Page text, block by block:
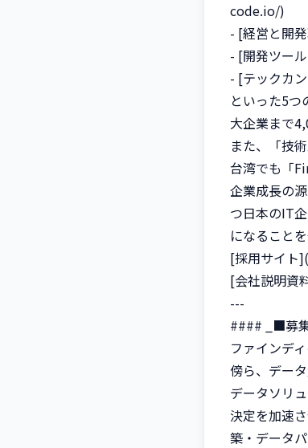
code.io/)
- [経営と開
- [開発ツー
- [テックカ
といった5
大企業まで
また、「技
台湾でも「
企業成長の
つ日本のIT
になること
[採用サイ
[会社説明
---
#### _■募
ファインデ
傍ら、データ
データソリ
決定を加速
築・データ